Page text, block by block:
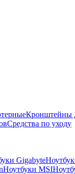
Кронштейны
Средства по уходу
Gigabyte
Ноутбуки MSI